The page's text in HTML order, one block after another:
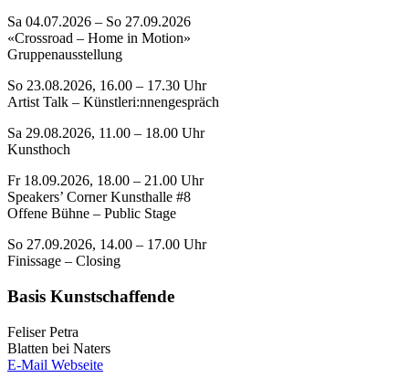
Sa 04.07.2026 – So 27.09.2026
«Crossroad – Home in Motion»
Gruppenausstellung
So 23.08.2026, 16.00 – 17.30 Uhr
Artist Talk – Künstleri:nnengespräch
Sa 29.08.2026, 11.00 – 18.00 Uhr
Kunsthoch
Fr 18.09.2026, 18.00 – 21.00 Uhr
Speakers’ Corner Kunsthalle #8
Offene Bühne – Public Stage
So 27.09.2026, 14.00 – 17.00 Uhr
Finissage – Closing
Basis Kunstschaffende
Feliser Petra
Blatten bei Naters
E-Mail Webseite